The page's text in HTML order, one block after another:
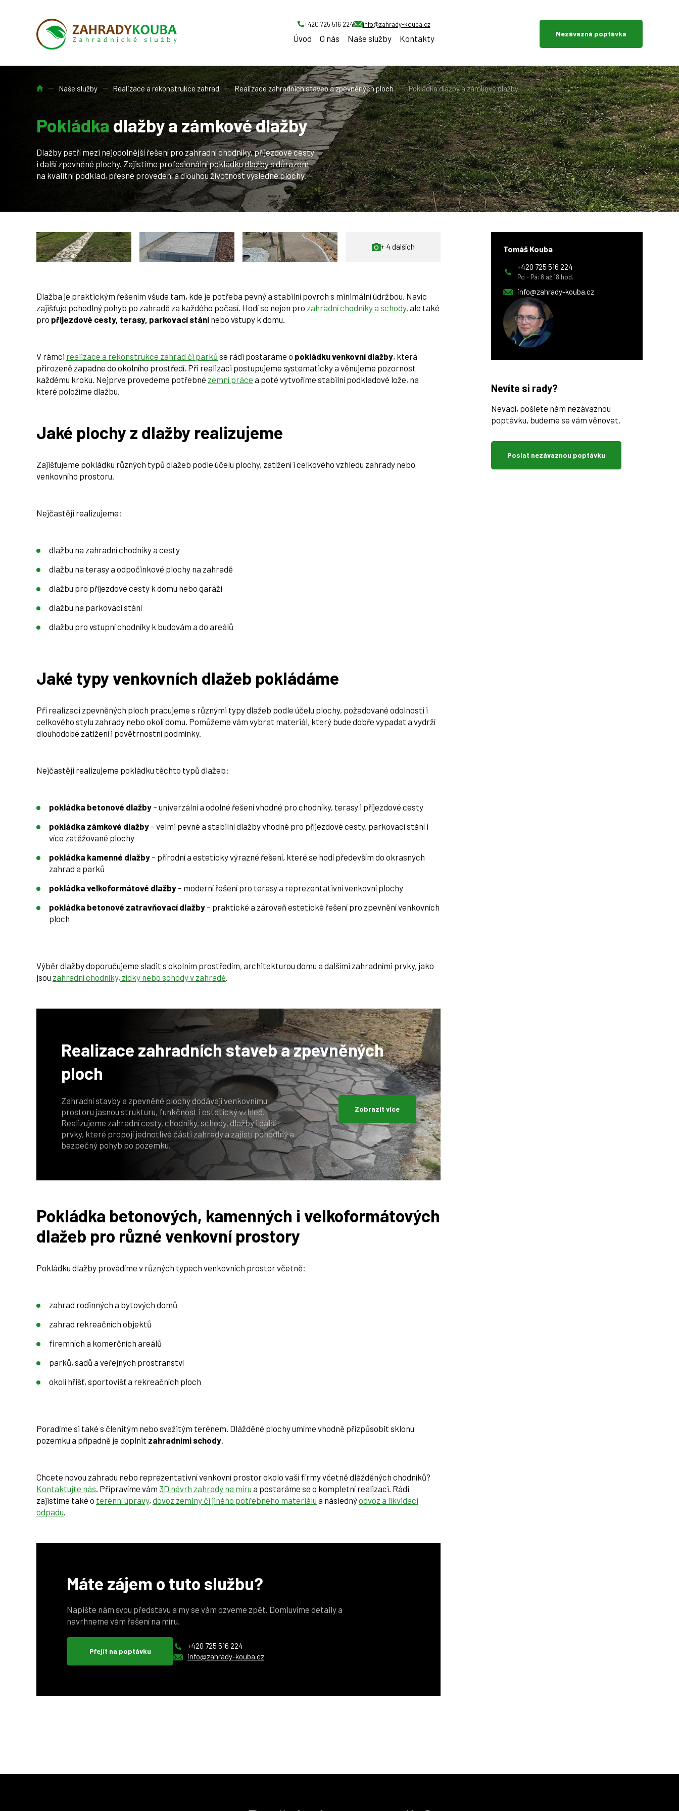
+420 725 516 224 info@zahrady-kouba.cz
Úvod O nás Naše služby Kontakty Nezávazná poptávka
Úvod Naše služby Realizace a rekonstrukce zahrad Realizace zahradních staveb a zpevněných ploch Pokládka dlažby a zámkové dlažby
Pokládkadlažby a zámkové dlažby
Dlažby patří mezi nejodolnější řešení pro zahradní chodníky, příjezdové cesty
i další zpevněné plochy. Zajistíme profesionální pokládku dlažby s důrazem
na kvalitní podklad, přesné provedení a dlouhou životnost výsledné plochy.
+ 4 dalších
Dlažba je praktickým řešením všude tam, kde je potřeba pevný a stabilní povrch s minimální údržbou. Navíc
zajišťuje pohodlný pohyb po zahradě za každého počasí. Hodí se nejen pro zahradní chodníky a schody, ale také
pro příjezdové cesty, terasy, parkovací stání nebo vstupy k domu.
V rámci realizace a rekonstrukce zahrad či parků se rádi postaráme o pokládku venkovní dlažby, která
přirozeně zapadne do okolního prostředí. Při realizaci postupujeme systematicky a věnujeme pozornost
každému kroku. Nejprve provedeme potřebné zemní práce a poté vytvoříme stabilní podkladové lože, na
které položíme dlažbu.
Jaké plochy z dlažby realizujeme
Zajišťujeme pokládku různých typů dlažeb podle účelu plochy, zatížení i celkového vzhledu zahrady nebo
venkovního prostoru.
Nejčastěji realizujeme:
dlažbu na zahradní chodníky a cesty
dlažbu na terasy a odpočinkové plochy na zahradě
dlažbu pro příjezdové cesty k domu nebo garáži
dlažbu na parkovací stání
dlažbu pro vstupní chodníky k budovám a do areálů
Jaké typy venkovních dlažeb pokládáme
Při realizaci zpevněných ploch pracujeme s různými typy dlažeb podle účelu plochy, požadované odolnosti i
celkového stylu zahrady nebo okolí domu. Pomůžeme vám vybrat materiál, který bude dobře vypadat a vydrží
dlouhodobé zatížení i povětrnostní podmínky.
Nejčastěji realizujeme pokládku těchto typů dlažeb:
pokládka betonové dlažby – univerzální a odolné řešení vhodné pro chodníky, terasy i příjezdové cesty
pokládka zámkové dlažby – velmi pevné a stabilní dlažby vhodné pro příjezdové cesty, parkovací stání i
více zatěžované plochy
pokládka kamenné dlažby – přírodní a esteticky výrazné řešení, které se hodí především do okrasných
zahrad a parků
pokládka velkoformátové dlažby – moderní řešení pro terasy a reprezentativní venkovní plochy
pokládka betonové zatravňovací dlažby – praktické a zároveň estetické řešení pro zpevnění venkovních
ploch
Výběr dlažby doporučujeme sladit s okolním prostředím, architekturou domu a dalšími zahradními prvky, jako
jsou zahradní chodníky, zídky nebo schody v zahradě.
Realizace zahradních staveba zpevněných
ploch
Zahradní stavby a zpevněné plochy dodávají venkovnímu
prostoru jasnou strukturu, funkčnost i estetický vzhled.
Realizujeme zahradní cesty, chodníky, schody, dlažby i další
prvky, které propojí jednotlivé části zahrady a zajistí pohodlný a
bezpečný pohyb po pozemku.
Zobrazit více
Pokládka betonových, kamenných i velkoformátových
dlažeb pro různé venkovní prostory
Pokládku dlažby provádíme v různých typech venkovních prostor včetně:
zahrad rodinných a bytových domů
zahrad rekreačních objektů
firemních a komerčních areálů
parků, sadů a veřejných prostranství
okolí hřišť, sportovišť a rekreačních ploch
Poradíme si také s členitým nebo svažitým terénem. Dlážděné plochy umíme vhodně přizpůsobit sklonu
pozemku a případně je doplnit zahradními schody.
Chcete novou zahradu nebo reprezentativní venkovní prostor okolo vaší firmy včetně dlážděných chodníků?
Kontaktujte nás. Připravíme vám 3D návrh zahrady na míru a postaráme se o kompletní realizaci. Rádi
zajistíme také o terénní úpravy, dovoz zeminy či jiného potřebného materiálu a následnýodvoz a likvidaci
odpadu.
Máte zájem o tuto službu?
Napište nám svou představu a my se vám ozveme zpět. Domluvíme detaily a
navrhneme vám řešení na míru.
Přejít na poptávku
+420 725 516 224
info@zahrady-kouba.cz
Tomáš Kouba
+420 725 516 224
Po - Pá: 8 až 18 hod.
info@zahrady-kouba.cz
Nevíte si rady?
Nevadí, pošlete nám nezávaznou
poptávku, budeme se vám věnovat.
Poslat nezávaznou poptávku